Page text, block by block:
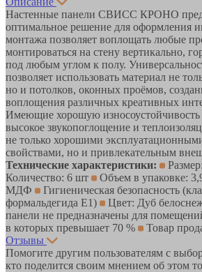
Настенные панели СВИСС КРОНО
оптимальное решение для оформления
монтажа позволяет воплощать любые
монтироваться на стену вертикально,
под любым углом к полу.
позволяет использовать материал не
но и потолков, оконных проёмов,
воплощения различных креативных
Имеющие хорошую
высокое звукопоглощение и
не только хорошими
свойствами, но и привлекательным
Технические характеристики:
Количество: 6 шт
Объем в упаковке:
МДФ
Гигиеническая безопасность
формальдегида Е1)
Цвет: Дуб
панели не предназначены для
в которых превышает 70 %
Товар
Отзывы
Помогите другим пользователям с
кто поделится своим мнением об этом